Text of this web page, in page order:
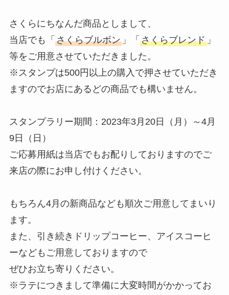
さくらにちなんだ商品としまして、
当店でも「 さくらブルボン」「 さくらブレンド」
等をご用意させていただきました。
※スタンプは500円以上の購入で押させていただき
ますのでお店にあるどの商品でも構いません。
スタンプラリー期間：2023年3月20日（月）～4月
9日（日）
ご応募用紙は当店でもお配りしておりますのでご
来店の際にお申し付けください。
もちろん4月の新商品なども順次ご用意してまいり
ます。
また、引き続きドリップコーヒー、アイスコーヒ
ーなどもご用意しておりますので
ぜひお立ち寄りください。
※ラテにつきまして準備に大変時間がかかってお